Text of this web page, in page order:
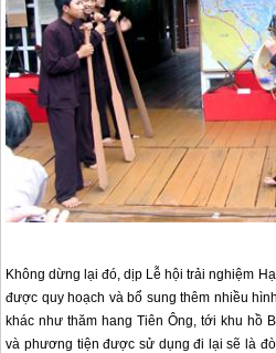
Không dừng lại đó, dịp Lễ hội trải nghiệm
được quy hoạch và bổ sung thêm nhiều
khác như thăm hang Tiên Ông, tới khu hồ
và phương tiện được sử dụng đi lại sẽ là